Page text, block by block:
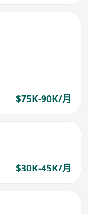
$75K-90K/月
$30K-45K/月